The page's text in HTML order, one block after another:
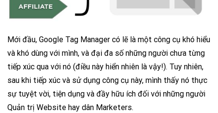
Mới đầu, Google Tag Manager có lẽ là một công cụ khó hiểu
và khó dùng với mình, và đại đa số những người chưa từng
tiếp xúc qua với nó (điều này hiển nhiên là vậy!). Tuy nhiên,
sau khi tiếp xúc và sử dụng công cụ này, mình thấy nó thực
sự tuyệt vời, tiện dụng và đầy hữu ích đối với những người
Quản trị Website hay dân Marketers.